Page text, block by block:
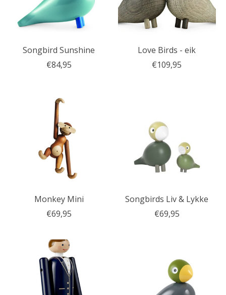
Songbird Sunshine
€84,95
Love Birds - eik
€109,95
Monkey Mini
€69,95
Songbirds Liv & Lykke
€69,95